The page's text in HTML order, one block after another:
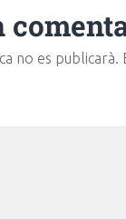
no es publicarà.